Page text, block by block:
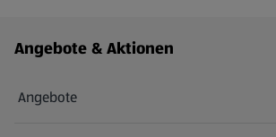
Fußzeilenmenü - weitere Links
Angebote & Aktionen
Angebote